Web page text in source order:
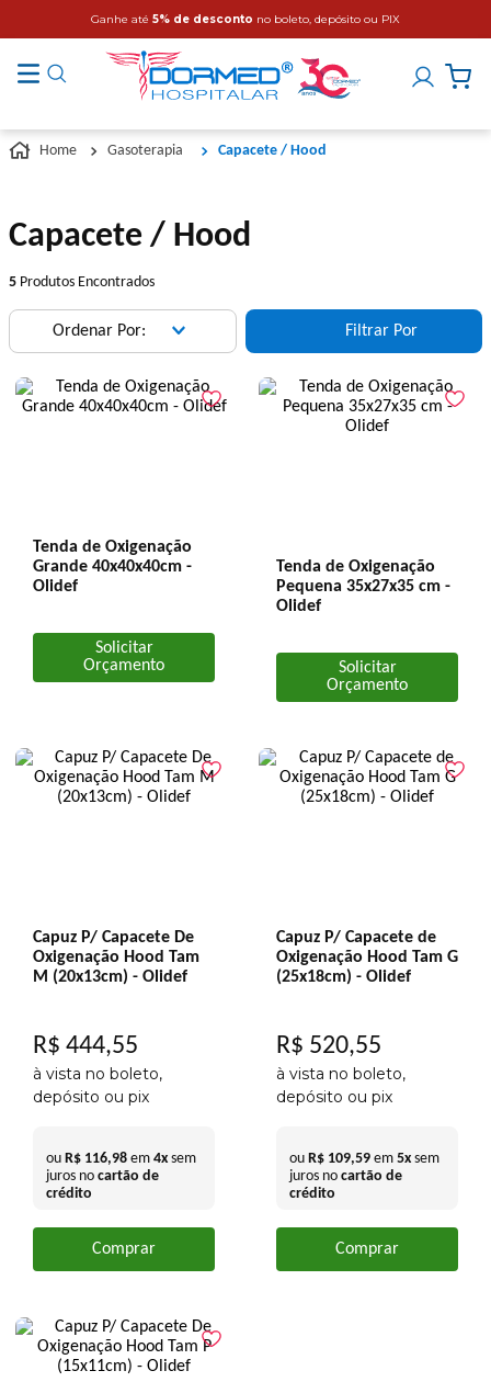
Ganhe até 5% de desconto no boleto, depósito ou PIX
Gasoterapia Capacete / Hood
Capacete / Hood
5 Produtos Encontrados
Tenda de Oxigenação
Grande 40x40x40cm -
Olidef
Solicitar
Orçamento
Tenda de Oxigenação
Pequena 35x27x35 cm -
Olidef
Solicitar
Orçamento
Capuz P/ Capacete De
Oxigenação Hood Tam
M (20x13cm) - Olidef
R$ 444,55
à vista no boleto,
depósito ou pix
ou R$ 116,98 em 4x sem
juros no cartão de
crédito
Comprar
Capuz P/ Capacete de
Oxigenação Hood Tam G
(25x18cm) - Olidef
R$ 520,55
à vista no boleto,
depósito ou pix
ou R$ 109,59 em 5x sem
juros no cartão de
crédito
Comprar